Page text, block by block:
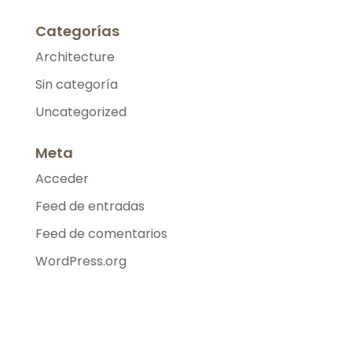
Categorías
Architecture
Sin categoría
Uncategorized
Meta
Acceder
Feed de entradas
Feed de comentarios
WordPress.org